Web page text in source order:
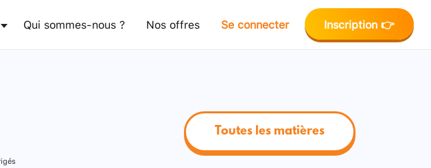
Qui sommes-nous ? Nos offres Se connecter Inscription 👉
Toutes les matières